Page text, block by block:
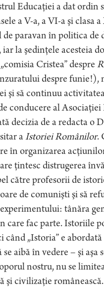
Educaţiei a dat ordin
a V-a, a VI-a şi clasa
de paravan în politica
la şedinţele acesteia
Cristea” despre
despre funie!),
şi să continuu
conducere al
decizia de a redacta
a Istoriei Românilor.
în organizarea
ţintesc distrugerea
către profesorii de
de comunişti şi să
tânăra
care fac parte. Istoriile
„Istoria” e
aibă în vedere – şi
nostru, nu se
şi civilizaţie românească.